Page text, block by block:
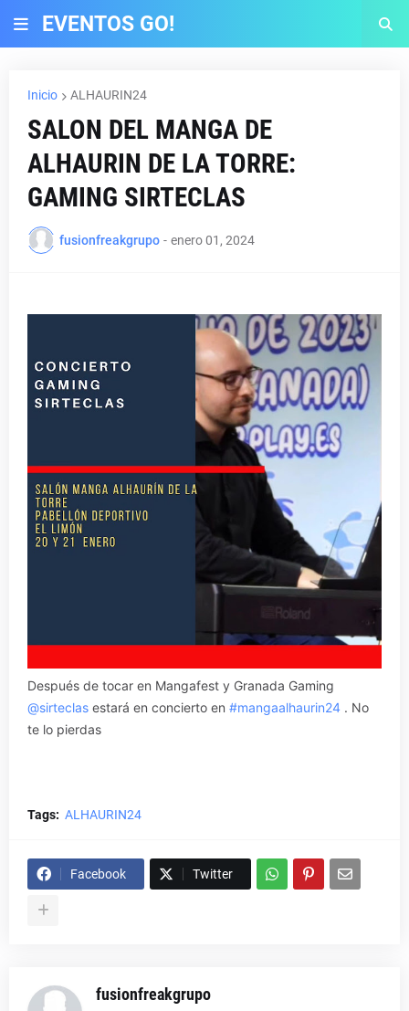
EVENTOS GO!
Inicio ALHAURIN24
SALON DEL MANGA DE
ALHAURIN DE LA TORRE:
GAMING SIRTECLAS
fusionfreakgrupo - enero 01, 2024
Después de tocar en Mangafest y Granada Gaming
@sirteclas estará en concierto en #mangaalhaurin24 . No
te lo pierdas
Tags: ALHAURIN24
Facebook Twitter
fusionfreakgrupo